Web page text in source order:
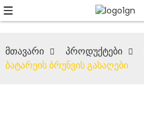
მთავარი პროდუქტები
ბატარეის ბრუნვის გასაღები